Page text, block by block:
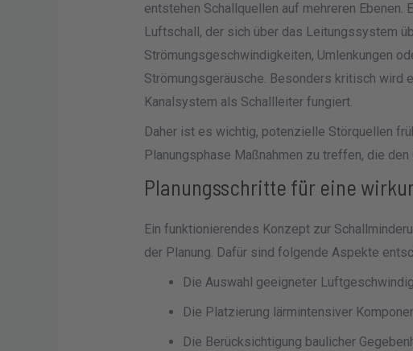
entstehen Schallquellen auf mehreren
Luftschall, der sich über das Leitungssystem
Strömungsgeschwindigkeiten, Umlenkungen
Strömungsgeräusche. Besonders kritisch wird
Kanalsystem als Schallleiter fungiert.
Daher ist es wichtig, potenzielle Störquellen
Planungsphase Maßnahmen zu treffen, die
Planungsschritte für eine
Ein funktionierendes Konzept zur
der Planung. Dafür sind folgende Aspekte
Die Auswahl geeigneter
Die Platzierung lärmintensiver
Die Berücksichtigung baulicher